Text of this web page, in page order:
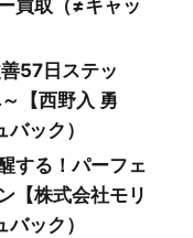
買取（≠キャッ
57日ステッ
【西野入 勇
ック）
する！パーフェ
【株式会社モリ
ック）